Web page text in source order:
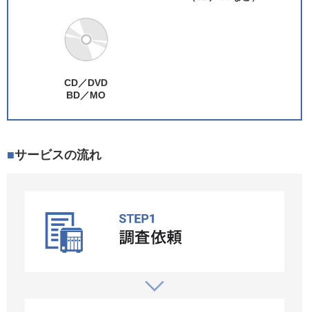
CD／DVD
BD／MO
サービスの流れ